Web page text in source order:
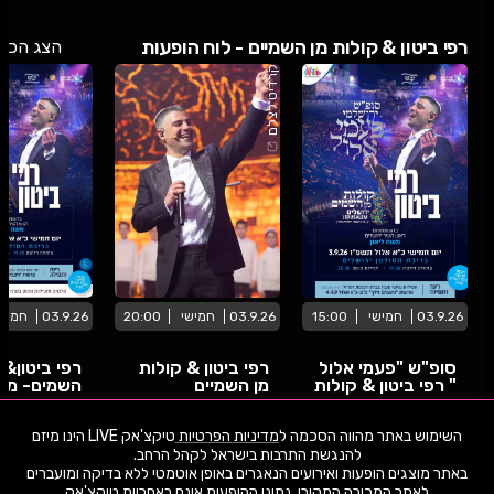
השימוש באתר מהווה הסכמה למדיניות הפרטיות
טיקצ'אק LIVE הינו מיזם
באתר מוצגים הופעות ואירועים הנאגרים באופן אוטמטי ללא בדיקה ומועברים
רפי ביטון & קולות מן השמיים - לוח הופעות הצג הכל
03.9.26 חמישי 15:00
סופ"ש "פעמי אלול
" רפי ביטון & קולות
מן השמים -
קרדיט לצלם
03.9.26 חמישי 20:00
רפי ביטון & קולות
מן השמיים
03.9.26
רפי
השמים-
בריכת
שימו -💓- נתוני ההופעות המוצגים עודכנו על ידי בינה מלאכותית מאתר המכירה
המקורי. יתכנו טעויות ושינויים.
טיקצ'אק LIVE לא מוכרת כרטיסים למופע זה ולא לוקחת אחריות על